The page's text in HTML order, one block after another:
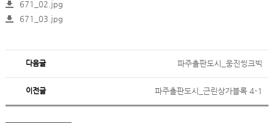
671_02.jpg
671_03.jpg
다음글 파주출판도시_웅진씽크빅
이전글 파주출판도시_근린상가블록 4-1